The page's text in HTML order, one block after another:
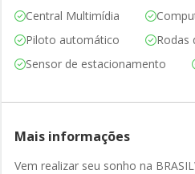
Central Multimídia
Piloto automático
Rodas
Sensor de estacionamento
Mais informações
Vem realizar seu sonho na